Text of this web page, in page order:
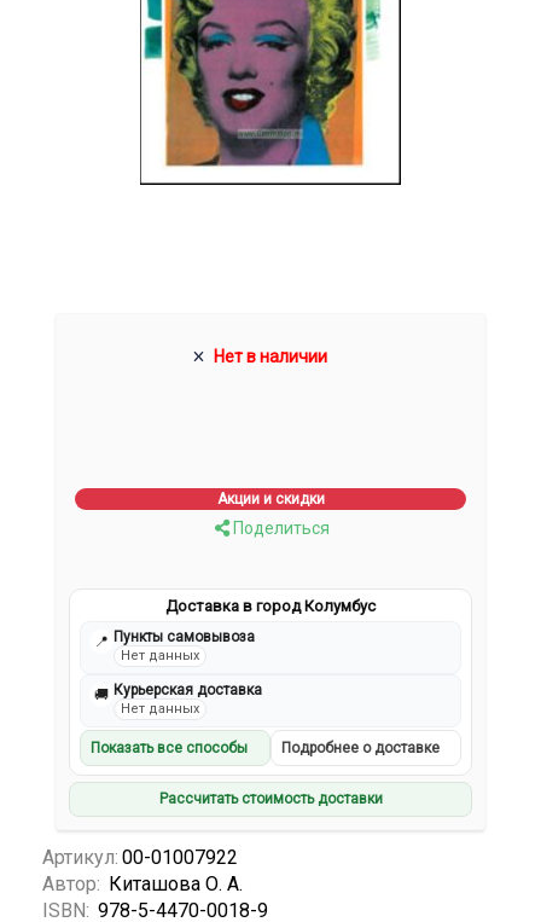
Нет в наличии
Акции и скидки
Поделиться
Доставка в город Колумбус
📍 Пункты самовывоза
Нет данных
🚚 Курьерская доставка
Нет данных
Показать все способы Подробнее о доставке
Рассчитать стоимость доставки
Артикул: 00-01007922
Автор: Киташова О. А.
ISBN: 978-5-4470-0018-9